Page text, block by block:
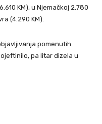
KM), u Njemačkoj 2.780
(4.290 KM).
pomenutih
pa litar dizela u